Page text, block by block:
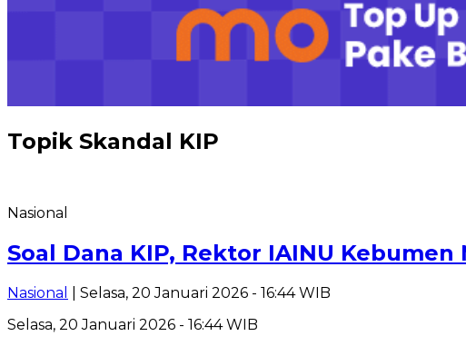
Topik Skandal KIP
Nasional
Soal Dana KIP, Rektor IAINU
Nasional
| Selasa, 20 Januari 2026 - 16:44 WIB
Selasa, 20 Januari 2026 - 16:44 WIB